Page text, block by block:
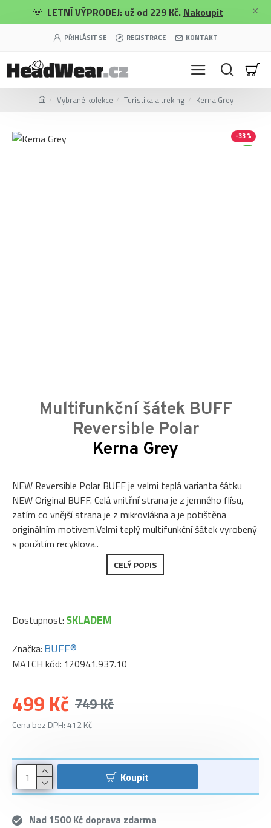
🌞 LETNÍ VÝPRODEJ: už od 229 Kč. Nakoupit
PŘIHLÁSIT SE REGISTRACE KONTAKT
Vybrané kolekce Turistika a treking Kerna Grey
-33 %
Multifunkční šátek BUFF
Reversible Polar
Kerna Grey
NEW Reversible Polar BUFF je velmi teplá varianta šátku
NEW Original BUFF. Celá vnitřní strana je z jemného flísu,
zatím co vnější strana je z mikrovlákna a je potištěna
originálním motivem.Velmi teplý multifunkční šátek vyrobený
s použitím recyklova..
CELÝ POPIS
499 Kč 749 Kč
Cena bez DPH: 412 Kč
Dostupnost: SKLADEM
Značka: BUFF®
MATCH kód: 120941.937.10
Koupit
Nad 1500 Kč doprava zdarma